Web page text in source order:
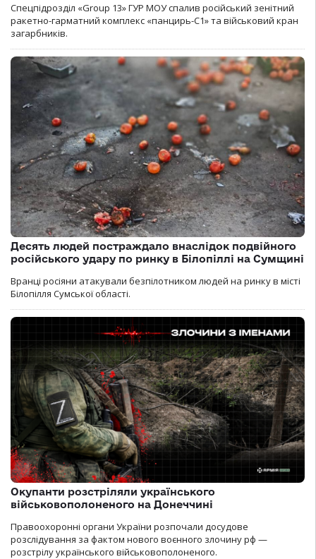
Спецпідрозділ «Group 13» ГУР МОУ спалив російський зенітний
ракетно-гарматний комплекс «панцирь-С1» та військовий кран
загарбників.
Десять людей постраждало внаслідок подвійного
російського удару по ринку в Білопіллі на Сумщині
Вранці росіяни атакували безпілотником людей на ринку в місті
Білопілля Сумської області.
Окупанти розстріляли українського
військовополоненого на Донеччині
Правоохоронні органи України розпочали досудове
розслідування за фактом нового воєнного злочину рф —
розстрілу українського військовополоненого.